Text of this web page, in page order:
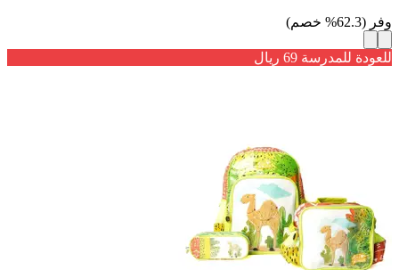
وفر (
62.3
% خصم)
للعودة للمدرسة 69 ريال